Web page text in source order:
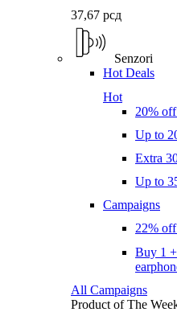
37,67 рсд
Senzori
Hot Deals
Hot
20%
Up to
Extra
Up to
Campaigns
22%
Buy 1
All Campaigns
Product of The